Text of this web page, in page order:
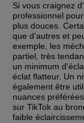
Si vous craignez
professionnel
plus douces.
que d'autres et
exemple, les
partiel, très
un minimum
éclat flatteur. Un
également être
nuances
sur TikTok au
faible